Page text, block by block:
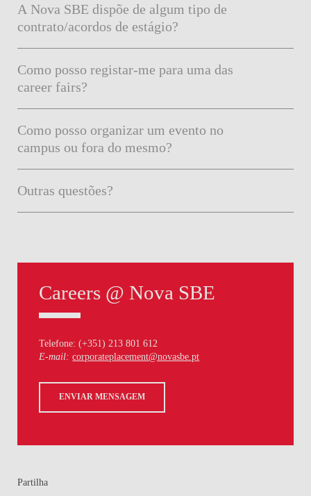
A Nova SBE dispõe de algum tipo de
contrato/acordos de estágio?
Como posso registar-me para uma das
career fairs?
Como posso organizar um evento no
campus ou fora do mesmo?
Outras questões?
Careers @ Nova SBE
Telefone:(+351) 213 801 612
E-mail:corporateplacement@novasbe.pt
ENVIAR MENSAGEM
Partilha